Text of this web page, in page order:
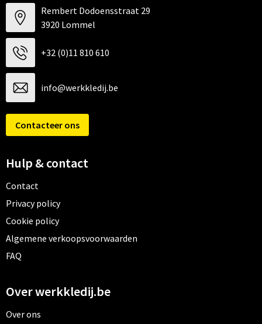
Rembert Dodoensstraat 29
3920 Lommel
+32 (0)11 810 610
info@werkkledij.be
Contacteer ons
Hulp & contact
Contact
Privacy policy
Cookie policy
Algemene verkoopsvoorwaarden
FAQ
Over werkkledij.be
Over ons